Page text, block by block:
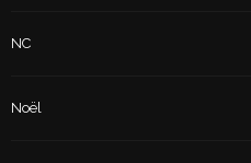
NC
Noël